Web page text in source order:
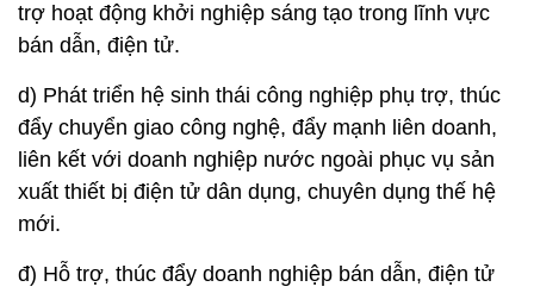
trợ hoạt động khởi nghiệp sáng tạo trong lĩnh vực
bán dẫn, điện tử.
d) Phát triển hệ sinh thái công nghiệp phụ trợ, thúc
đẩy chuyển giao công nghệ, đẩy mạnh liên doanh,
liên kết với doanh nghiệp nước ngoài phục vụ sản
xuất thiết bị điện tử dân dụng, chuyên dụng thế hệ
mới.
đ) Hỗ trợ, thúc đẩy doanh nghiệp bán dẫn, điện tử